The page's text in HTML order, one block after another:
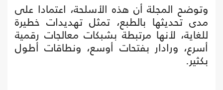
وتوضح المجلة أن هذه الأسلحة، اعتمادا على
مدى تحديثها بالطبع، تمثل تهديدات خطيرة
للغاية، لأنها مرتبطة بشبكات معالجات رقمية
أسرع، ورادار بفتحات أوسع، ونطاقات أطول
بكثير.